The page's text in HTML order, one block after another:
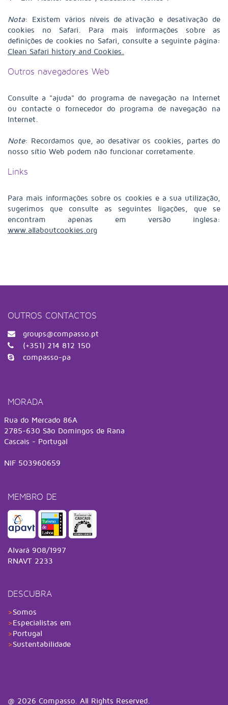
Nota: Existem vários níveis de ativação e desativação de
cookies no Safari. Para mais informações sobre as
definições de cookies no Safari, consulte a seguinte página:
Clean Safari history and Cookies.
Outros navegadores Web
Consulte a "ajuda" do programa de navegação na Internet
ou contacte o fornecedor do programa de navegação na
Internet.
Note: Recordamos que, ao desativar os cookies, partes do
nosso sítio Web podem não funcionar corretamente.
Links
Para mais informações sobre os cookies e a sua utilização,
sugerimos que consulte as seguintes ligações, que se
encontram apenas em versão inglesa:
www.allaboutcookies.org
OUTROS CONTACTOS
groups@compasso.pt
(+351) 214 812 150
compasso-pa
MORADA
Rua do Mercado 86A
2785-630 São Domingos de Rana
Cascais - Portugal
NIF 503960659
MEMBRO DE
Alvará 908/1997
RNAVT 2233
DESCUBRA
>Somos
>Especialistas em
>Portugal
>Sustentabilidade
@ 2026 Compasso. All Rights Reserved.